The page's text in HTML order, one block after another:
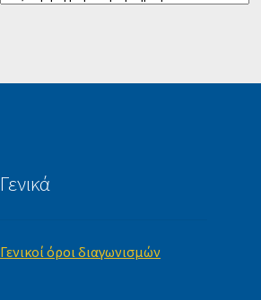
Γενικά
Γενικοί όροι διαγωνισμών